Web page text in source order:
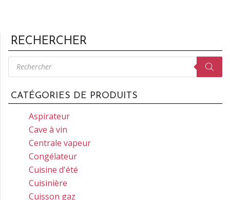
RECHERCHER
Recherche
de
produits
CATÉGORIES DE PRODUITS
Aspirateur
Cave à vin
Centrale vapeur
Congélateur
Cuisine d'été
Cuisinière
Cuisson gaz